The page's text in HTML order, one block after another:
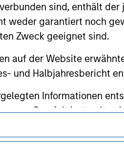
sind, enthält
weder garantiert noch
Zweck geeignet sind.
auf der Website
und Halbjahresbericht
Informationen
Sorgfalt hat walten
könnte. Morgan
dieser Informationen
Morgan Stanley
Morgan Stanley